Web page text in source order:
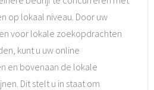
op lokaal niveau. Door uw
voor lokale zoekopdrachten
kunt u uw online
en bovenaan de lokale
Dit stelt u in staat om